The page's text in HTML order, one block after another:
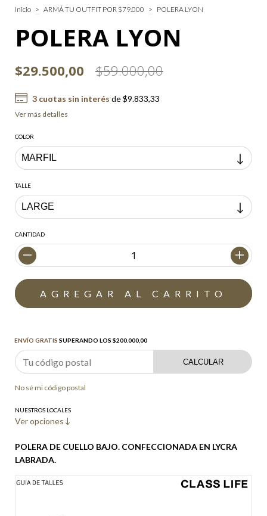
Inicio > ARMÁ TU OUTFIT POR $79.000 > POLERA LYON
POLERA LYON
$29.500,00 $59.000,00
3cuotas sin interés de$9.833,33
Ver más detalles
COLOR
TALLE
CANTIDAD
ENVÍO GRATIS SUPERANDO LOS $200.000,00
CALCULAR
No sé mi código postal
NUESTROS LOCALES
Ver opciones
POLERA DE CUELLO BAJO. CONFECCIONADA EN LYCRA
LABRADA.